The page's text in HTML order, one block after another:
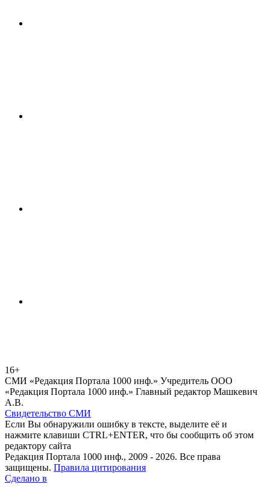
16+
СМИ «Редакция Портала 1000 инф.» Учредитель ООО
«Редакция Портала 1000 инф.» Главный редактор Машкевич
А.В.
Свидетельство СМИ
Если Вы обнаружили ошибку в тексте, выделите её и
нажмите клавиши CTRL+ENTER, что бы сообщить об этом
редактору сайта
Редакция Портала 1000 инф., 2009 - 2026. Все права
защищены. Правила цитирования
Сделано в